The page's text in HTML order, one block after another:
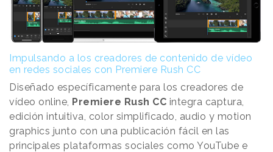
Impulsando a los creadores de contenido de vídeo
en redes sociales con Premiere Rush CC
Diseñado específicamente para los creadores de
vídeo online, Premiere Rush CC integra captura,
edición intuitiva, color simplificado, audio y motion
graphics junto con una publicación fácil en las
principales plataformas sociales como YouTube e